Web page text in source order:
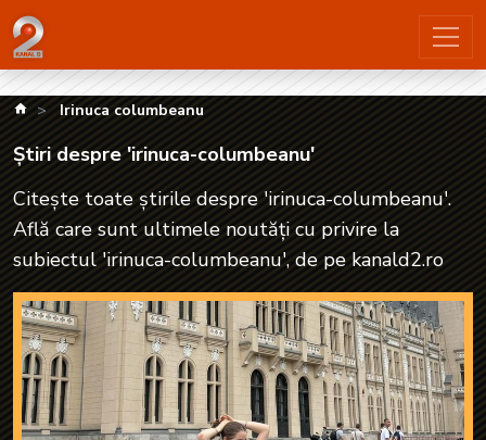
Știri despre 'irinuca-columbeanu'| kanald2.ro
kanald.ro
Irinuca columbeanu
Știri despre 'irinuca-columbeanu'
Citește toate știrile despre 'irinuca-columbeanu'.
Află care sunt ultimele noutăți cu privire la
subiectul 'irinuca-columbeanu', de pe kanald2.ro